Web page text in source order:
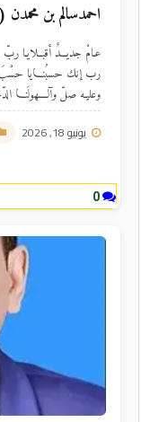
احمدسالم بن
يونيو 18, 2026
عـامْ جديـــدٌ أقبــلايـا ربّ
رب إنك حسبُنـــايا
وعليـه صلّ وآلــــهولَنـــا
0